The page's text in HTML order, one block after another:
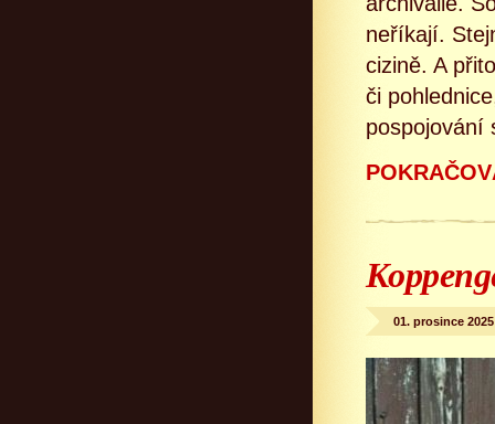
neříkají.
cizině. A
či
pospojování
01. prosince 2025